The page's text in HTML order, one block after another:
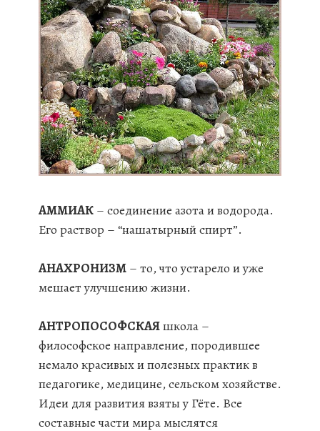
АММИАК – соединение азота и водорода.
Его раствор – “нашатырный спирт”.
АНАХРОНИЗМ – то, что устарело и уже
мешает улучшению жизни.
АНТРОПОСОФСКАЯшкола –
философское направление, породившее
немало красивых и полезных практик в
педагогике, медицине, сельском хозяйстве.
Идеи для развития взяты у Гёте. Все
составные части мира мыслятся